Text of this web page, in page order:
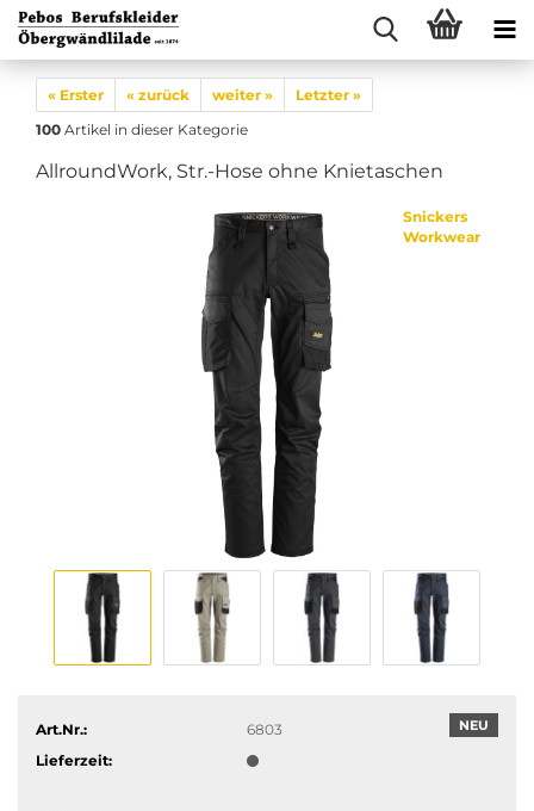
« Erster « zurück weiter »
Letzter »
100 Artikel in dieser Kategorie
AllroundWork, Str.-Hose ohne Knietaschen
Snickers
Workwear
NEU
Art.Nr.:
6803
Lieferzeit: